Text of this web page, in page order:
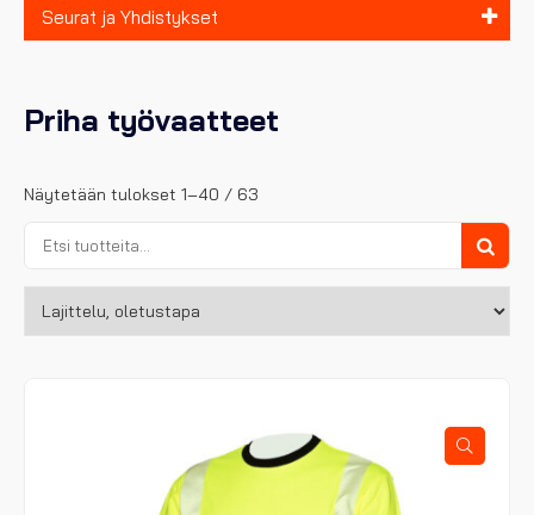
Seurat ja Yhdistykset
Priha työvaatteet
Näytetään tulokset 1–40 / 63